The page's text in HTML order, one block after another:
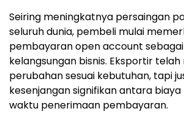
Seiring meningkatnya persaingan
seluruh dunia, pembeli mulai
pembayaran open account
kelangsungan bisnis. Eksportir
perubahan sesuai kebutuhan, tapi
kesenjangan signifikan antara
waktu penerimaan pembayaran.